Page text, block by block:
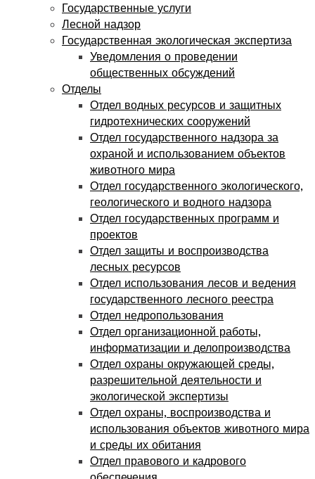
Государственные услуги
Лесной надзор
Государственная экологическая экспертиза
Уведомления о проведении
общественных обсуждений
Отделы
Отдел водных ресурсов и защитных
гидротехнических сооружений
Отдел государственного надзора за
охраной и использованием объектов
животного мира
Отдел государственного экологического,
геологического и водного надзора
Отдел государственных программ и
проектов
Отдел защиты и воспроизводства
лесных ресурсов
Отдел использования лесов и ведения
государственного лесного реестра
Отдел недропользования
Отдел организационной работы,
информатизации и делопроизводства
Отдел охраны окружающей среды,
разрешительной деятельности и
экологической экспертизы
Отдел охраны, воспроизводства и
использования объектов животного мира
и среды их обитания
Отдел правового и кадрового